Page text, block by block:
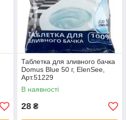
Таблетка для зливного бачка
Domus Blue 50 г, ElenSee,
Арт.51229
В наявності
28 ₴